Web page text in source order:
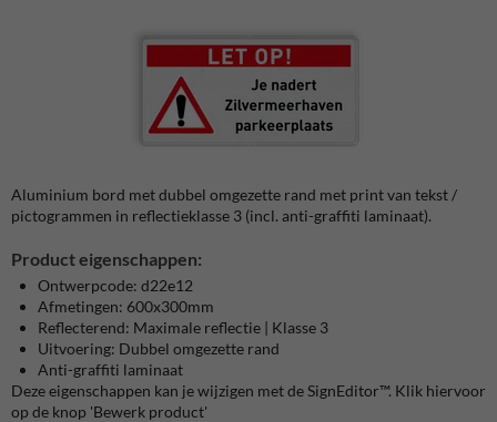
Aluminium bord met dubbel omgezette rand met print van tekst /
pictogrammen in reflectieklasse 3 (incl. anti-graffiti laminaat).
Product eigenschappen:
Ontwerpcode: d22e12
Afmetingen: 600x300mm
Reflecterend: Maximale reflectie | Klasse 3
Uitvoering: Dubbel omgezette rand
Anti-graffiti laminaat
Deze eigenschappen kan je wijzigen met de SignEditor™. Klik hiervoor
op de knop 'Bewerk product'